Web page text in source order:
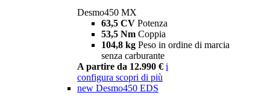
Desmo450 MX
63,5 CV Potenza
53,5 Nm Coppia
104,8 kg Peso in ordine di marcia
senza carburante
A partire da 12.990 € i
configura scopri di più
new Desmo450 EDS